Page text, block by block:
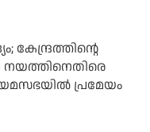
കേന്ദ്രത്തിന്റെ
പ്രമേയം